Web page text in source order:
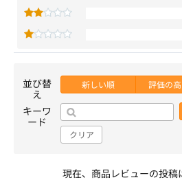
並び替
え
新しい順 評価の
キーワ
ード
クリア
現在、商品レビューの投稿